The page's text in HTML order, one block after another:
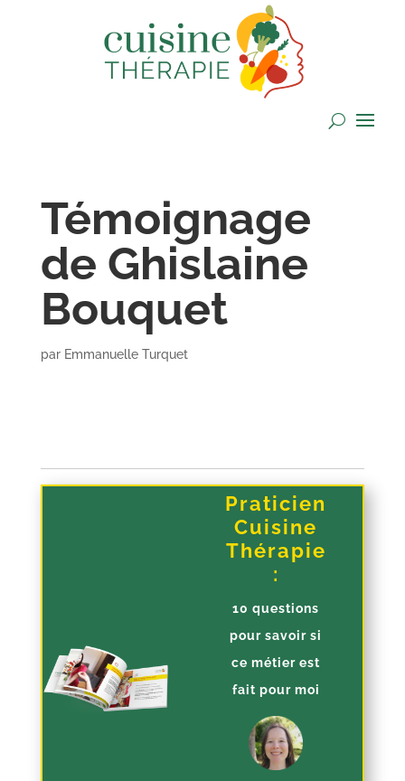
Témoignage
de Ghislaine
Bouquet
par Emmanuelle Turquet
Praticien
Cuisine
Thérapie
:
10 questions
pour savoir si
ce métier est
fait pour moi